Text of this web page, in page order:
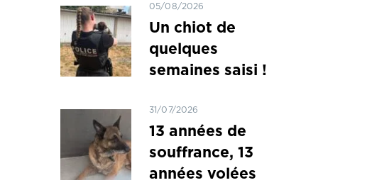
05/08/2026
Un chiot de
quelques
semaines saisi !
31/07/2026
13 années de
souffrance, 13
années volées